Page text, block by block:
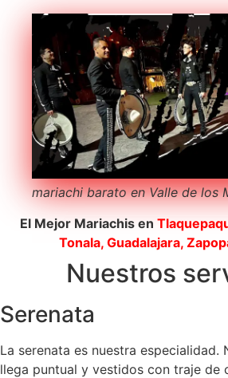
mariachi barato en Valle de los
El Mejor Mariachis en
Tonala, Guadalajara,
Nuestros
Serenata
La serenata es nuestra especialidad.
llega puntual y vestidos con traje de